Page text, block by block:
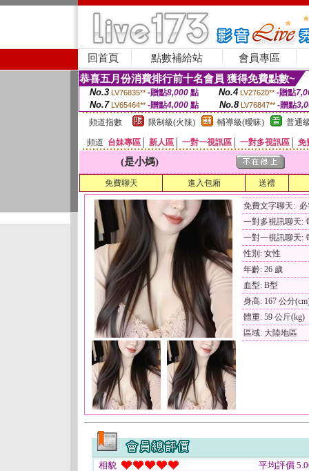
回首頁 點數補給站 會員專區
恭喜五月份消費排行前十名會員 獲得免費點數~
No.3 LV76835** -贈點8,000點 No.4 LV27620** -贈點
No.7 LV65464** -贈點4,000 點 No.8 LV76847** -贈點
頻道指數
限制級(火辣) 輔導級(曖昧) 普通
頻道 台妹專區 新人區 一對一視訊區 一對多視訊區 免
(是小媽)
免費聊天 進入包廂 送禮
免費文字聊天:
一對多視訊聊天:
一對一視訊聊天:
性別: 女性
年齡: 26 歲
血型: B型
身高: 167 公分
體重: 59 公斤(kg)
區域: 大陸地區
相貌
平均評價